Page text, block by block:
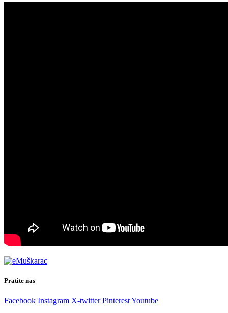
Pratite nas
Facebook Instagram X-twitter PinterestYoutube